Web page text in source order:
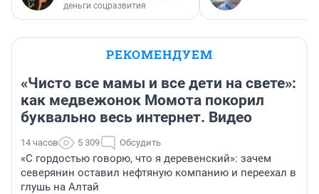
деньги соцразвития
РЕКОМЕНДУЕМ
«Чисто все мамы и все дети на свете»:
как медвежонок Момота покорил
буквально весь интернет. Видео
14 часов 5 309 Обсудить
«С гордостью говорю, что я деревенский»: зачем
северянин оставил нефтяную компанию и переехал в
глушь на Алтай